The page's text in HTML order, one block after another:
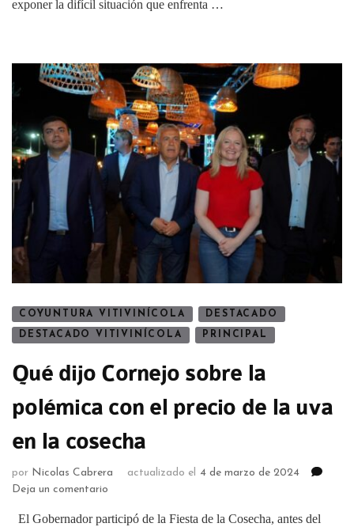
exponer la difícil situación que enfrenta …
COYUNTURA VITIVINÍCOLA DESTACADO
DESTACADO VITIVINÍCOLA PRINCIPAL
Qué dijo Cornejo sobre la
polémica con el precio de la uva
en la cosecha
por Nicolas Cabrera actualizado el 4 de marzo de 2024
Deja un comentario
El Gobernador participó de la Fiesta de la Cosecha, antes del